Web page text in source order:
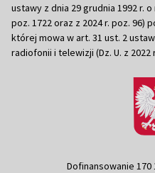
ustawy z dnia 29 grudnia 1992 r.
poz. 1722 oraz z 2024 r. poz.
której mowa w art. 31 ust. 2
radiofonii i telewizji (Dz. U. z 2022
Dofinansowanie 170